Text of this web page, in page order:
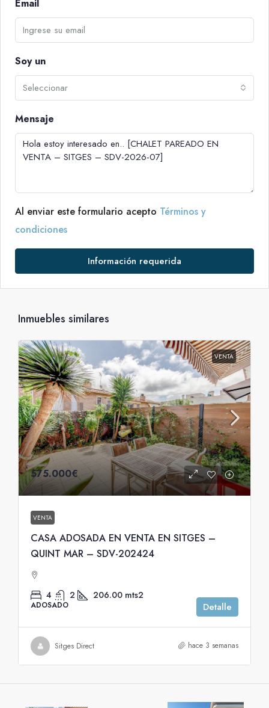
Email
Soy un
Seleccionar
Mensaje
Al enviar este formulario acepto Términos y
condiciones
Información requerida
Inmuebles similares
VENTA
575.000€
VENTA
CASA ADOSADA EN VENTA EN SITGES –
QUINT MAR – SDV-202424
4 2 206.00 mts2
ADOSADO Detalle
Sitges Direct hace 3 semanas